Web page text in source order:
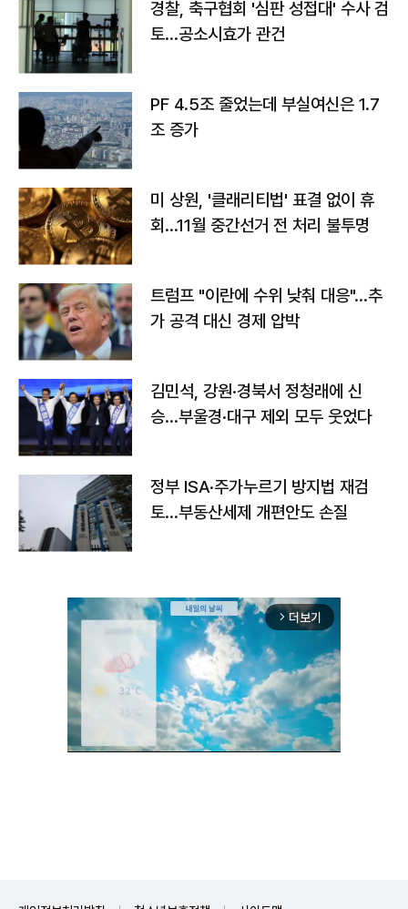
경찰, 축구협회 '심판 성접대' 수사 검
토…공소시효가 관건
PF 4.5조 줄었는데 부실여신은 1.7
조 증가
미 상원, '클래리티법' 표결 없이 휴
회…11월 중간선거 전 처리 불투명
트럼프 "이란에 수위 낮춰 대응"…추
가 공격 대신 경제 압박
김민석, 강원·경북서 정청래에 신
승…부울경·대구 제외 모두 웃었다
정부 ISA·주가누르기 방지법 재검
토…부동산세제 개편안도 손질
arrow_forward_ios 더보기